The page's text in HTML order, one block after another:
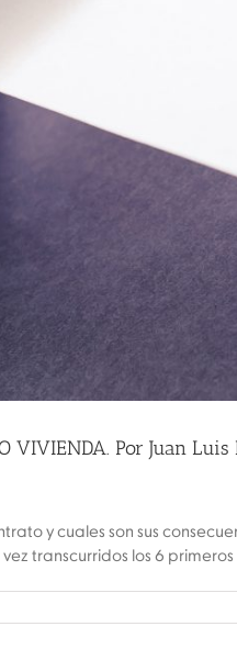
VIVIENDA. Por Juan
y cuales son sus
transcurridos los 6 primeros